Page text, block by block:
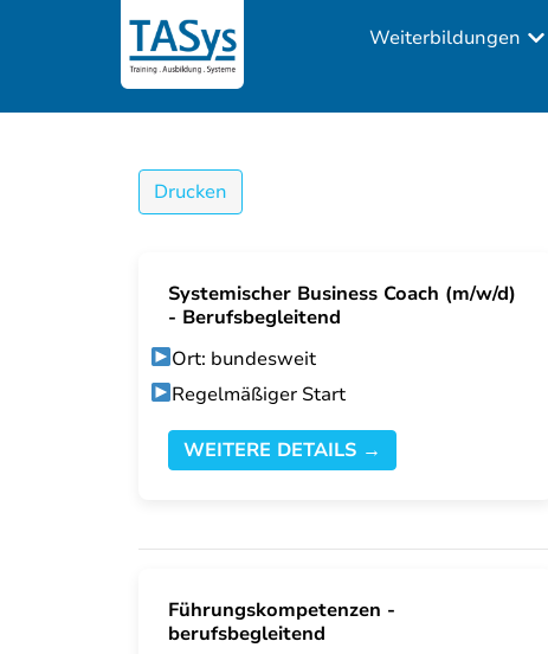
Weiterbildungen
Drucken
Systemischer Business Coach (m/w/d)
- Berufsbegleitend
Ort: bundesweit
Regelmäßiger Start
WEITERE DETAILS →
Führungskompetenzen -
berufsbegleitend